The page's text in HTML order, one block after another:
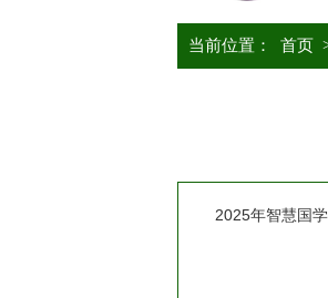
当前位置： 首页
2025年智慧国